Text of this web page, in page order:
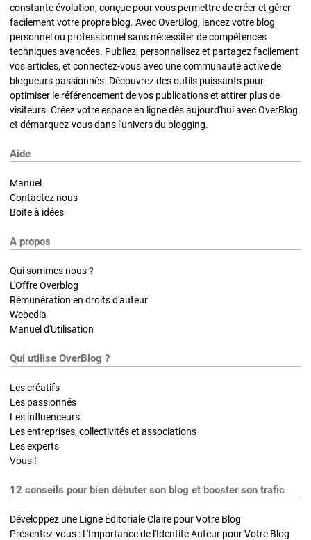
constante évolution, conçue pour vous permettre de créer et gérer
facilement votre propre blog. Avec OverBlog, lancez votre blog
personnel ou professionnel sans nécessiter de compétences
techniques avancées. Publiez, personnalisez et partagez facilement
vos articles, et connectez-vous avec une communauté active de
blogueurs passionnés. Découvrez des outils puissants pour
optimiser le référencement de vos publications et attirer plus de
visiteurs. Créez votre espace en ligne dès aujourd'hui avec OverBlog
et démarquez-vous dans l'univers du blogging.
Aide
Manuel
Contactez nous
Boite à idées
A propos
Qui sommes nous ?
L'Offre Overblog
Rémunération en droits d'auteur
Webedia
Manuel d'Utilisation
Qui utilise OverBlog ?
Les créatifs
Les passionnés
Les influenceurs
Les entreprises, collectivités et associations
Les experts
Vous !
12 conseils pour bien débuter son blog et booster son trafic
Développez une Ligne Éditoriale Claire pour Votre Blog
Présentez-vous : L'Importance de l'Identité Auteur pour Votre Blog